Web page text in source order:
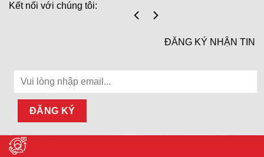
Kết nối với chúng tôi:
ĐĂNG KÝ NHẬN TIN